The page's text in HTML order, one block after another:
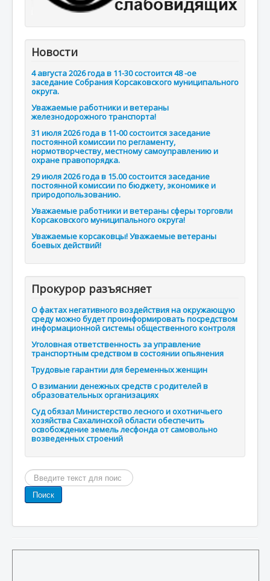
Новости
4 августа 2026 года в 11-30 состоится 48 -ое
заседание Собрания Корсаковского муниципального
округа.
Уважаемые работники и ветераны
железнодорожного транспорта!
31 июля 2026 года в 11-00 состоится заседание
постоянной комиссии по регламенту,
нормотворчеству, местному самоуправлению и
охране правопорядка.
29 июля 2026 года в 15.00 состоится заседание
постоянной комиссии по бюджету, экономике и
природопользованию.
Уважаемые работники и ветераны сферы торговли
Корсаковского муниципального округа!
Уважаемые корсаковцы! Уважаемые ветераны
боевых действий!
Прокурор разъясняет
О фактах негативного воздействия на окружающую
среду можно будет проинформировать посредством
информационной системы общественного контроля
Уголовная ответственность за управление
транспортным средством в состоянии опьянения
Трудовые гарантии для беременных женщин
О взимании денежных средств с родителей в
образовательных организациях
Суд обязал Министерство лесного и охотничьего
хозяйства Сахалинской области обеспечить
освобождение земель лесфонда от самовольно
возведенных строений
Поиск
по
сайту
Поиск